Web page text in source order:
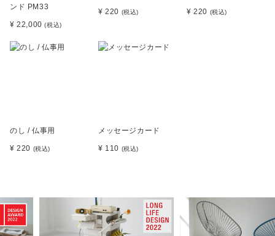
ンド PM33
¥ 22,000(税込)
¥ 220 (税込) ¥ 220 (税込)
のし / 仏事用
¥ 220 (税込)
メッセージカード
¥ 110 (税込)